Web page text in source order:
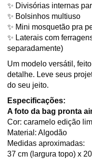
✨ Divisórias internas
✨ Bolsinhos multiuso
✨ Mini mosquetão pra
✨ Laterais com
separadamente)
Um modelo versátil,
detalhe. Leve seus
do seu jeito.
Especificações:
A foto da bag pronta
Cor: caramelo edição
Material: Algodão
Medidas aproximadas:
37 cm (largura topo) x